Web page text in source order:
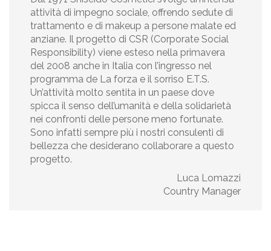
attività di impegno sociale, offrendo sedute di
trattamento e di makeup a persone malate ed
anziane. Il progetto di CSR (Corporate Social
Responsibility) viene esteso nella primavera
del 2008 anche in Italia con l’ingresso nel
programma de La forza e il sorriso E.T.S.
Un’attività molto sentita in un paese dove
spicca il senso dell’umanità e della solidarietà
nei confronti delle persone meno fortunate.
Sono infatti sempre più i nostri consulenti di
bellezza che desiderano collaborare a questo
progetto.
Luca Lomazzi
Country Manager